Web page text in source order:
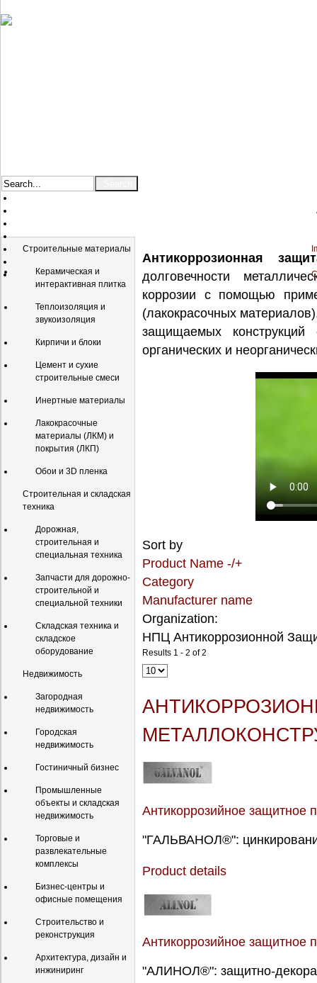
Строительные материалы
Керамическая и
интерактивная плитка
Теплоизоляция и
звукоизоляция
Кирпичи и блоки
Цемент и сухие
строительные смеси
Инертные материалы
Лакокрасочные
материалы (ЛКМ) и
покрытия (ЛКП)
Обои и 3D пленка
Строительная и складская
техника
Дорожная,
строительная и
специальная техника
Запчасти для дорожно-
строительной и
специальной техники
Складская техника и
складское
оборудование
Недвижимость
Загородная
недвижимость
Городская
недвижимость
Гостиничный бизнес
Промышленные
объекты и складская
недвижимость
Торговые и
развлекательные
комплексы
Бизнес-центры и
офисные помещения
Строительство и
реконструкция
Архитектура, дизайн и
инжиниринг
Антикоррозионная
долговечности
коррозии с помощью
(лакокрасочных
защищаемых
органических и
Sort by
Product Name -/+
Category
Manufacturer name
Organization:
НПЦ Антикоррозионной
Results 1 - 2 of 2
Антикоррозийное
"ГАЛЬВАНОЛ®":
Product details
Антикоррозийное
"АЛИНОЛ®": защитно-